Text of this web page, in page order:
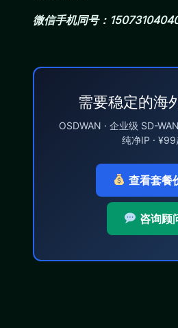
微信手机同号：
需要稳定的海
OSDWAN · 企业级 SD-
纯净IP · ¥99
查看套餐
咨询顾